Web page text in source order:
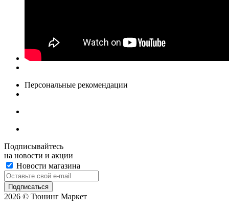
Персональные рекомендации
Подписывайтесь
на новости и акции
Новости магазина
2026 © Тюнинг Маркет